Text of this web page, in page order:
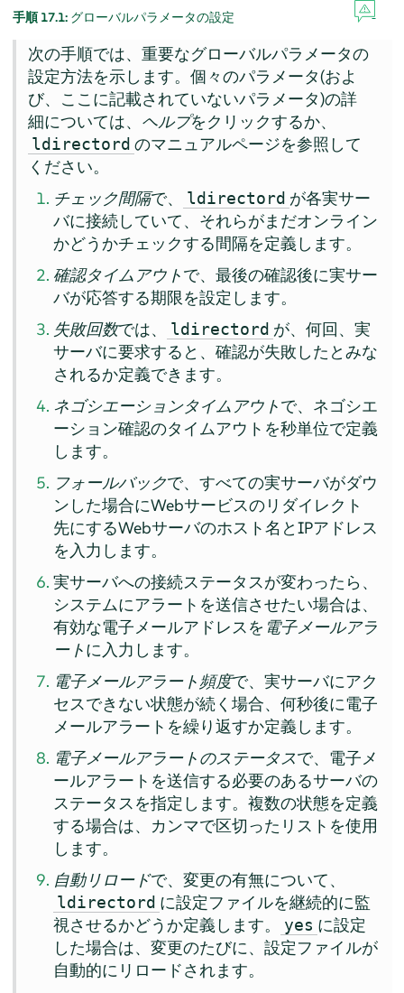
手順 17.1: グローバルパラメータの設定
次の手順では、重要なグローバルパラメータの
設定方法を示します。個々のパラメータ(およ
び、ここに記載されていないパラメータ)の詳
細については、 ヘルプをクリックするか、
ldirectord のマニュアルページを参照して
ください。
チェック間隔で、 ldirectord が各実サー
バに接続していて、それらがまだオンライン
かどうかチェックする間隔を定義します。
確認タイムアウトで、最後の確認後に実サー
バが応答する期限を設定します。
失敗回数では、 ldirectord が、何回、実
サーバに要求すると、確認が失敗したとみな
されるか定義できます。
ネゴシエーションタイムアウトで、ネゴシエ
ーション確認のタイムアウトを秒単位で定義
します。
フォールバックで、すべての実サーバがダウ
ンした場合にWebサービスのリダイレクト
先にするWebサーバのホスト名とIPアドレス
を入力します。
実サーバへの接続ステータスが変わったら、
システムにアラートを送信させたい場合は、
有効な電子メールアドレスを 電子メールアラ
ートに入力します。
電子メールアラート頻度で、実サーバにアク
セスできない状態が続く場合、何秒後に電子
メールアラートを繰り返すか定義します。
電子メールアラートのステータスで、電子メ
ールアラートを送信する必要のあるサーバの
ステータスを指定します。複数の状態を定義
する場合は、カンマで区切ったリストを使用
します。
自動リロードで、変更の有無について、
ldirectord に設定ファイルを継続的に監
視させるかどうか定義します。
yes に設定
した場合は、変更のたびに、設定ファイルが
自動的にリロードされます。